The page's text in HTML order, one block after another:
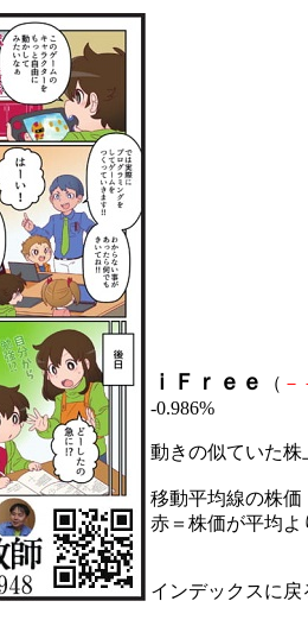
ｉＦｒｅｅ （ －
-0.986%
動きの似ていた
移動平均線の株価
赤＝株価が平均
インデックスに戻